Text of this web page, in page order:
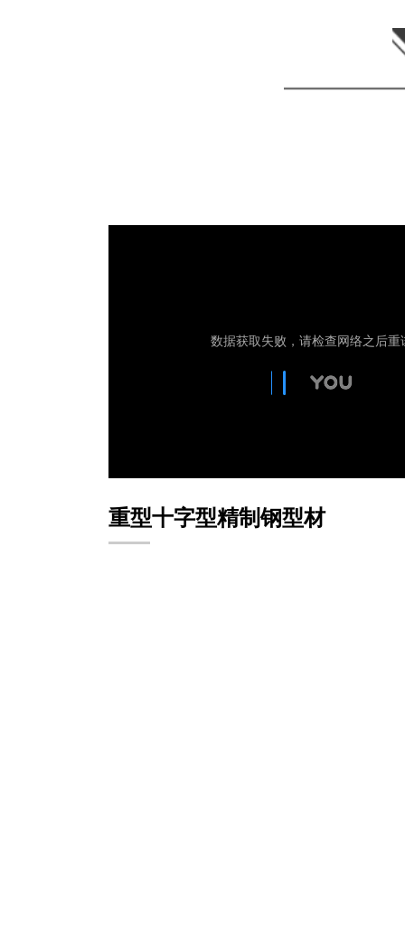
重型十字型精制钢型材